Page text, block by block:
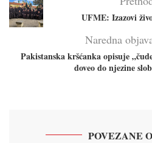
UFME: Izazovi
Naredna
Pakistanska kršćanka opisuje
doveo do njezine
POVEZANE